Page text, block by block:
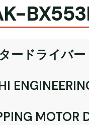
ードライバー
MOTOR